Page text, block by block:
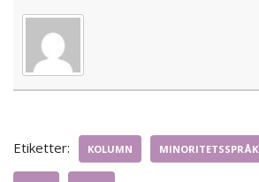
Etiketter: KOLUMN MINORITETSSPRÅK